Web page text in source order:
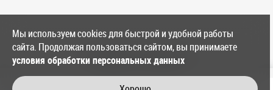
+7 (4012) 39-86-11
служба доставки
Мы используем cookies для быстрой и удобной работы
сайта. Продолжая пользоваться сайтом, вы принимаете
условия обработки персональных данных